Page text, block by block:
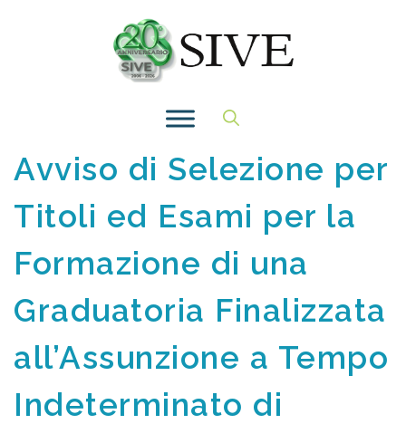
Avviso di Selezione per
Titoli ed Esami per la
Formazione di una
Graduatoria Finalizzata
all’Assunzione a Tempo
Indeterminato di